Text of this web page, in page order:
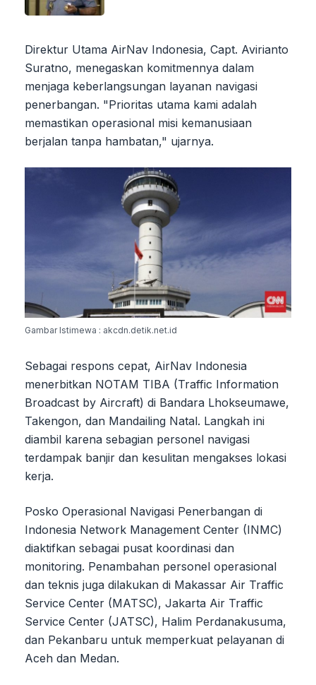
Direktur Utama AirNav Indonesia, Capt. Avirianto
Suratno, menegaskan komitmennya dalam
menjaga keberlangsungan layanan navigasi
penerbangan. "Prioritas utama kami adalah
memastikan operasional misi kemanusiaan
berjalan tanpa hambatan," ujarnya.
Gambar Istimewa : akcdn.detik.net.id
Sebagai respons cepat, AirNav Indonesia
menerbitkan NOTAM TIBA (Traffic Information
Broadcast by Aircraft) di Bandara Lhokseumawe,
Takengon, dan Mandailing Natal. Langkah ini
diambil karena sebagian personel navigasi
terdampak banjir dan kesulitan mengakses lokasi
kerja.
Posko Operasional Navigasi Penerbangan di
Indonesia Network Management Center (INMC)
diaktifkan sebagai pusat koordinasi dan
monitoring. Penambahan personel operasional
dan teknis juga dilakukan di Makassar Air Traffic
Service Center (MATSC), Jakarta Air Traffic
Service Center (JATSC), Halim Perdanakusuma,
dan Pekanbaru untuk memperkuat pelayanan di
Aceh dan Medan.